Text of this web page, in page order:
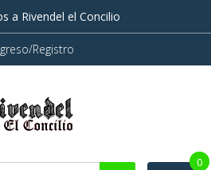
a Rivendel el Concilio
Registro
0